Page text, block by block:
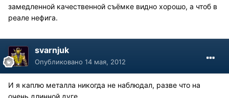
замедленной качественной съёмке видно хорошо, а чтоб в
реале нефига.
svarnjuk
Опубликовано 14 мая, 2012
И я каплю металла никогда не наблюдал, разве что на
очень длинной дуге.